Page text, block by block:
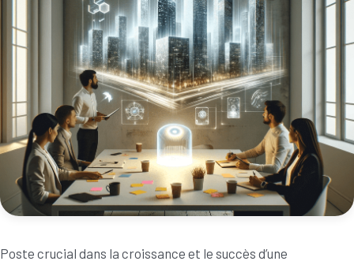
Poste crucial dans la croissance et le succès d’une